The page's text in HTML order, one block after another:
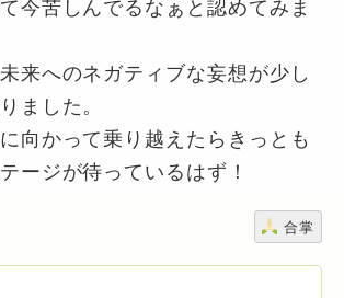
今苦しんでるなぁと認めてみま
来へのネガティブな妄想が少し
ました。
向かって乗り越えたらきっとも
ージが待っているはず！
合掌